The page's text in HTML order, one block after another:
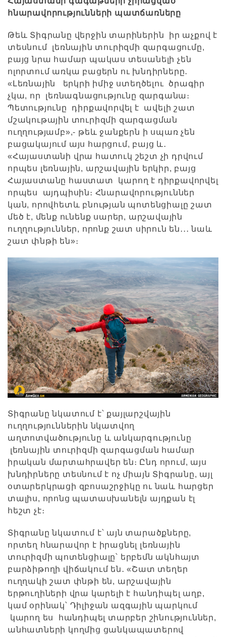
հնարավորությունների պատճառները
Թեև Տիգրանը վերջին տարիներին իր աչքով է
տեսնում լեռնային տուրիզմի զարգացումը,
բայց նրա համար պակաս տեսանելի չեն
ոլորտում առկա բացերն ու խնդիրները․
«Լեռնային երկրի իմիջ ստեղծելու ծրագիր
չկա, որ լեռնագնացությունը զարգանա։
Պետությունը դիրքավորվել է ավելի շատ
մշակութային տուրիզմի զարգացման
ուղղությամբ»,- թեև ջանքերն ի սպառ չեն
բացակայում այս հարցում, բայց և․
«Հայաստանի վրա հատուկ շեշտ չի դրվում
որպես լեռնային, արշավային երկիր, բայց
Հայաստանը հաստատ կարող է դիրքավորվել
որպես այդպիսին։ Հնարավորություններ
կան, որովհետև բնության պոտենցիալը շատ
մեծ է, մենք ունենք սարեր, արշավային
ուղղություններ, որոնք շատ սիրուն են․․․ նաև
շատ փնթի են»։
Տիգրանը նկատում է՝ քայլարշվային
ուղղություններին նկատվող
աղտոտվածությունը և անկարգությունը
լեռնային տուրիզմի զարգացման համար
իրական մարտահրավեր են։ Ընդ որում, այս
խնդիրները տեսնում է ոչ միայն Տիգրանը, այլ
օտարերկրացի զբոսաշրջիկը ու նաև հարցեր
տալիս, որոնց պատասխանելն այդքան էլ
հեշտ չէ։
Տիգրանը նկատում է՝ այն տարածքները,
որտեղ հնարավոր է իրացնել լեռնային
տուրիզմի պոտենցիալը՝ երբեմն ակնհայտ
բարձիթողի վիճակում են․ «Շատ տեղեր
ուղղակի շատ փնթի են, արշավային
երթուղիների վրա կարելի է հանդիպել աղբ,
կամ օրինակ՝ Դիլիջան ազգային պարկում
կարող ես հանդիպել տարբեր շինություններ,
անհատների կողմից ցանկապատերով